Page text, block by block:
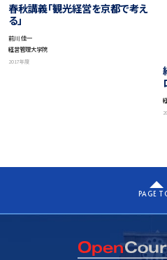
春秋講義「観光経営を京都で考え
る」
前川 佳一
経営管理大学院
2017年度
PAGE